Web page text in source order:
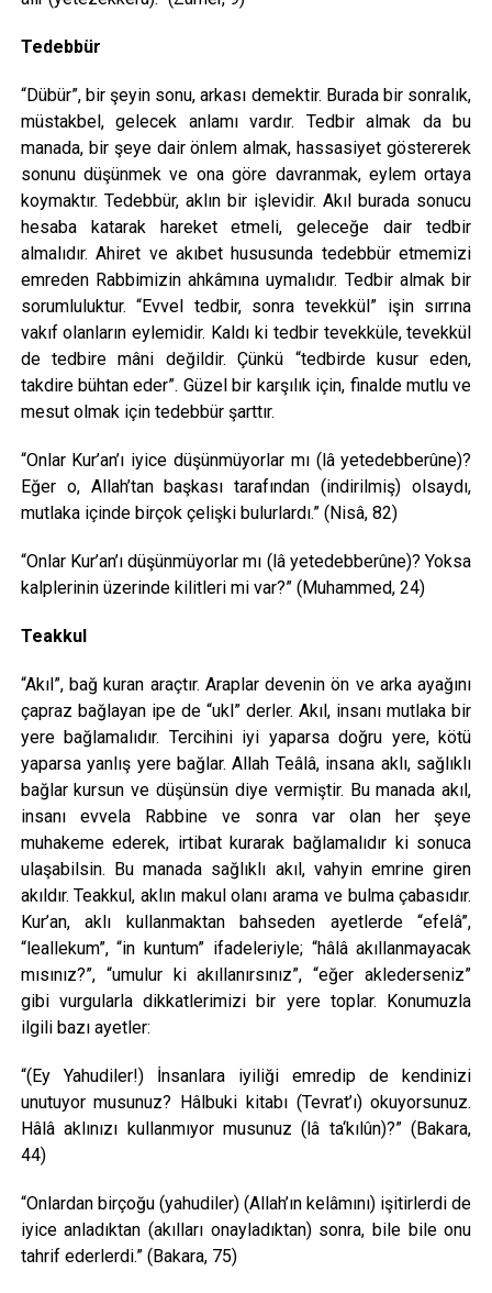
Tedebbür
“Dübür”, bir şeyin sonu, arkası demektir. Burada bir sonralık,
müstakbel, gelecek anlamı vardır. Tedbir almak da bu
manada, bir şeye dair önlem almak, hassasiyet göstererek
sonunu düşünmek ve ona göre davranmak, eylem ortaya
koymaktır. Tedebbür, aklın bir işlevidir. Akıl burada sonucu
hesaba katarak hareket etmeli, geleceğe dair tedbir
almalıdır. Ahiret ve akıbet hususunda tedebbür etmemizi
emreden Rabbimizin ahkâmına uymalıdır. Tedbir almak bir
sorumluluktur. “Evvel tedbir, sonra tevekkül” işin sırrına
vakıf olanların eylemidir. Kaldı ki tedbir tevekküle, tevekkül
de tedbire mâni değildir. Çünkü “tedbirde kusur eden,
takdire bühtan eder”. Güzel bir karşılık için, finalde mutlu ve
mesut olmak için tedebbür şarttır.
“Onlar Kur’an’ı iyice düşünmüyorlar mı (lâ yetedebberûne)?
Eğer o, Allah’tan başkası tarafından (indirilmiş) olsaydı,
mutlaka içinde birçok çelişki bulurlardı.” (Nisâ, 82)
“Onlar Kur’an’ı düşünmüyorlar mı (lâ yetedebberûne)? Yoksa
kalplerinin üzerinde kilitleri mi var?” (Muhammed, 24)
Teakkul
“Akıl”, bağ kuran araçtır. Araplar devenin ön ve arka ayağını
çapraz bağlayan ipe de “ukl” derler. Akıl, insanı mutlaka bir
yere bağlamalıdır. Tercihini iyi yaparsa doğru yere, kötü
yaparsa yanlış yere bağlar. Allah Teâlâ, insana aklı, sağlıklı
bağlar kursun ve düşünsün diye vermiştir. Bu manada akıl,
insanı evvela Rabbine ve sonra var olan her şeye
muhakeme ederek, irtibat kurarak bağlamalıdır ki sonuca
ulaşabilsin. Bu manada sağlıklı akıl, vahyin emrine giren
akıldır. Teakkul, aklın makul olanı arama ve bulma çabasıdır.
Kur’an, aklı kullanmaktan bahseden ayetlerde “efelâ”,
“leallekum”, “in kuntum” ifadeleriyle; “hâlâ akıllanmayacak
mısınız?”, “umulur ki akıllanırsınız”, “eğer aklederseniz”
gibi vurgularla dikkatlerimizi bir yere toplar. Konumuzla
ilgili bazı ayetler:
“(Ey Yahudiler!) İnsanlara iyiliği emredip de kendinizi
unutuyor musunuz? Hâlbuki kitabı (Tevrat’ı) okuyorsunuz.
Hâlâ aklınızı kullanmıyor musunuz (lâ ta‘kılûn)?” (Bakara,
44)
“Onlardan birçoğu (yahudiler) (Allah’ın kelâmını) işitirlerdi de
iyice anladıktan (akılları onayladıktan) sonra, bile bile onu
tahrif ederlerdi.” (Bakara, 75)